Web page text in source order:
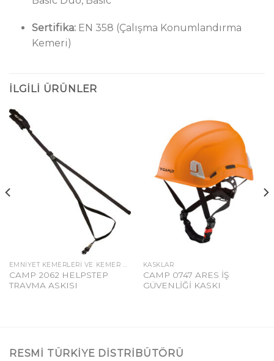
Sertifika:EN 358 (Çalışma Konumlandırma
Kemeri)
İLGILI ÜRÜNLER
EMNIYET KEMERLERI VE KEMER AKSESUARLARI
CAMP 2062 HELPSTEP
TRAVMA ASKISI
KASKLAR
CAMP 0747 ARES İŞ
GÜVENLİĞİ KASKI
RESMI TÜRKIYE DISTRIBÜTÖRÜ